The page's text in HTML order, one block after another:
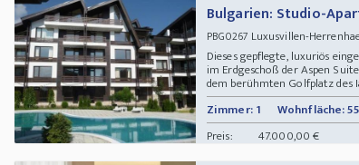
Bulgarien: Studio-
PBG0267 Luxusvillen-
Dieses gepflegte, luxuriös
im Erdgeschoß der Aspen
dem berühmten Golfplatz des
Zimmer: 1
Wohnfläche:
Preis:
47.000,00 €